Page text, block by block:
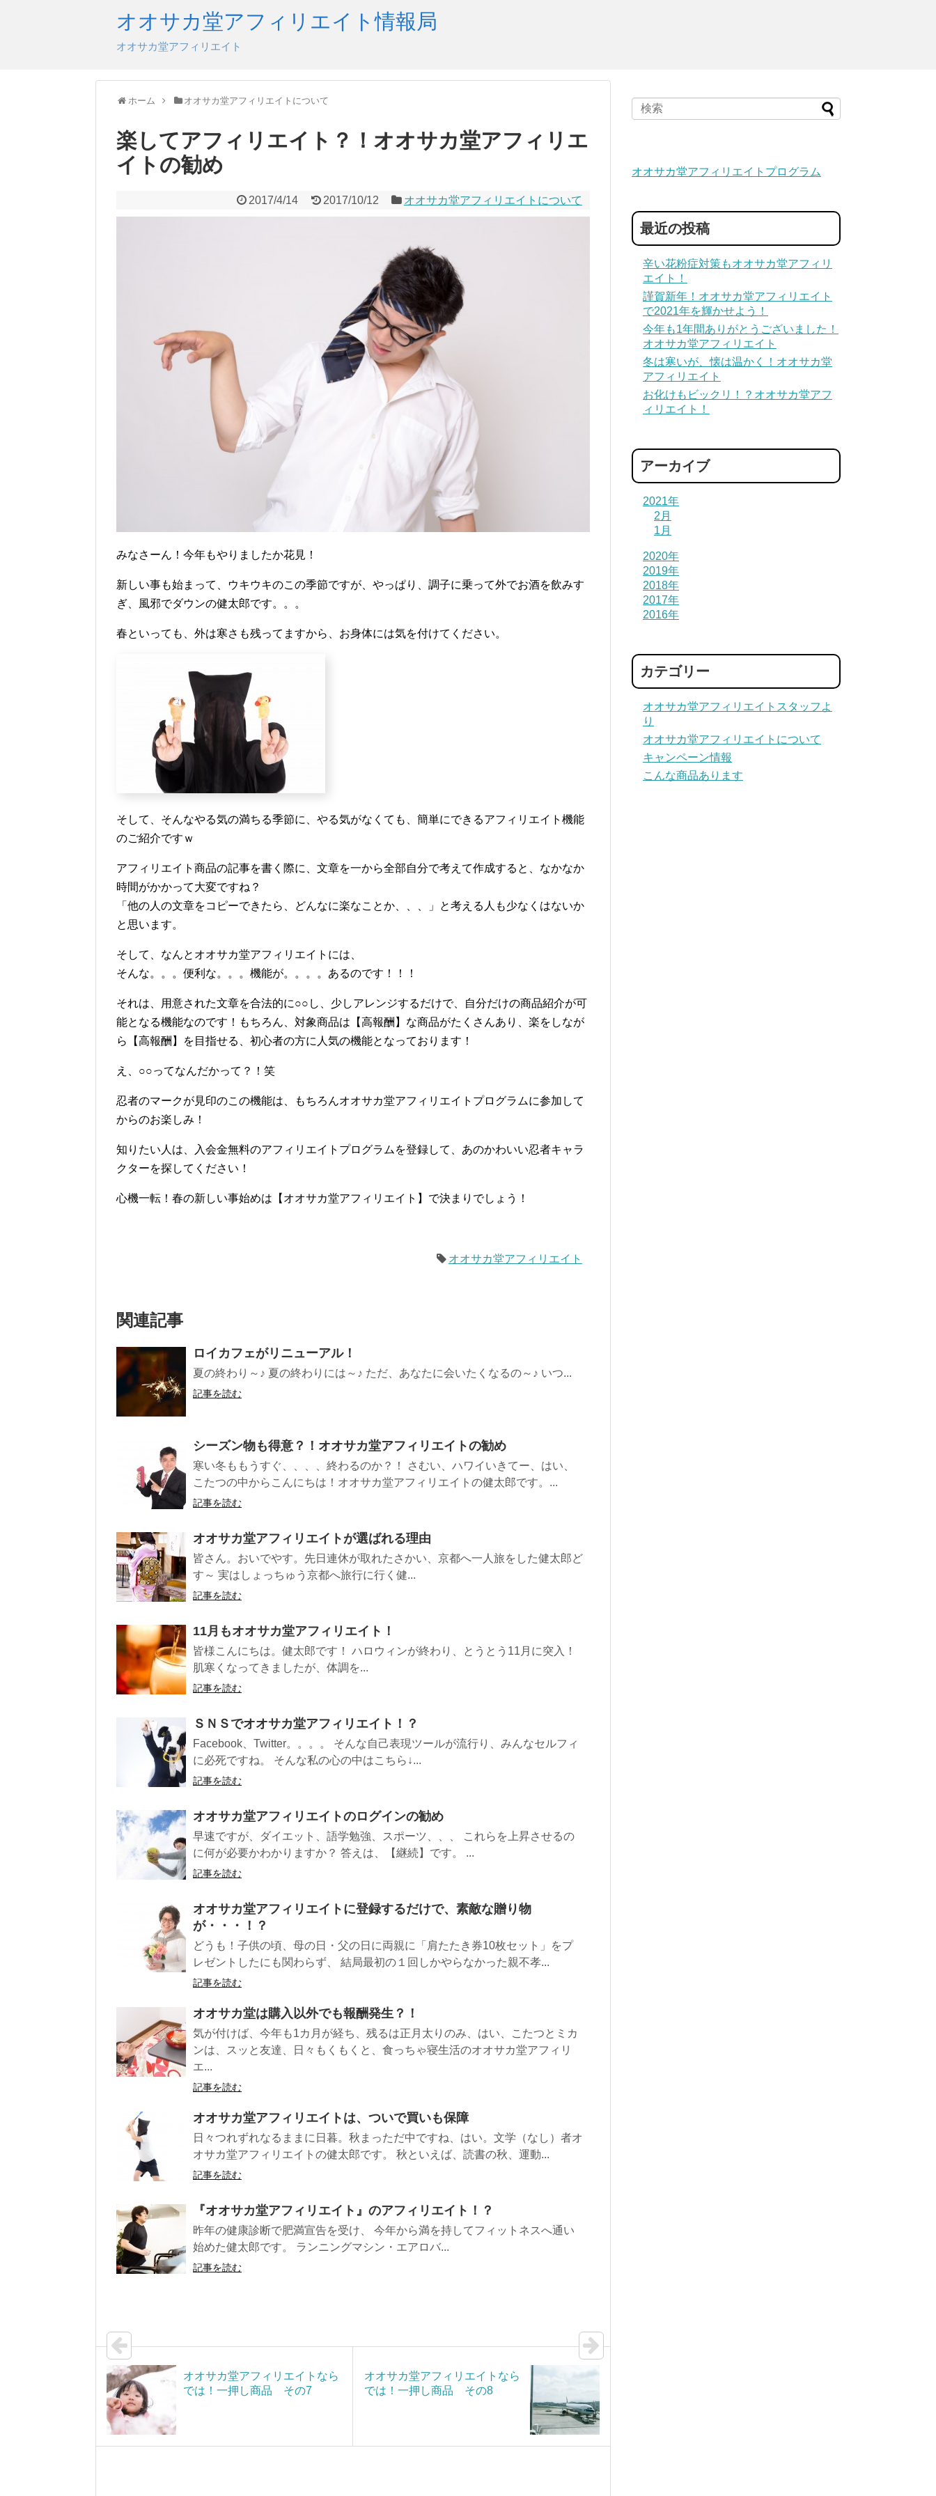
オオサカ堂アフィリエイト情報局
オオサカ堂アフィリエイト
ホーム オオサカ堂アフィリエイトについて
楽してアフィリエイト？！オオサカ堂アフィリエ
イトの勧め
2017/4/14 2017/10/12 オオサカ堂アフィリエイトについて
みなさーん！今年もやりましたか花見！
新しい事も始まって、ウキウキのこの季節ですが、やっぱり、調子に乗って外でお酒を飲みす
ぎ、風邪でダウンの健太郎です。。。
春といっても、外は寒さも残ってますから、お身体には気を付けてください。
そして、そんなやる気の満ちる季節に、やる気がなくても、簡単にできるアフィリエイト機能
のご紹介ですｗ
アフィリエイト商品の記事を書く際に、文章を一から全部自分で考えて作成すると、なかなか
時間がかかって大変ですね？
「他の人の文章をコピーできたら、どんなに楽なことか、、、」と考える人も少なくはないか
と思います。
そして、なんとオオサカ堂アフィリエイトには、
そんな。。。便利な。。。機能が。。。。あるのです！！！
それは、用意された文章を合法的に○○し、少しアレンジするだけで、自分だけの商品紹介が可
能となる機能なのです！もちろん、対象商品は【高報酬】な商品がたくさんあり、楽をしなが
ら【高報酬】を目指せる、初心者の方に人気の機能となっております！
え、○○ってなんだかって？！笑
忍者のマークが見印のこの機能は、もちろんオオサカ堂アフィリエイトプログラムに参加して
からのお楽しみ！
知りたい人は、入会金無料のアフィリエイトプログラムを登録して、あのかわいい忍者キャラ
クターを探してください！
心機一転！春の新しい事始めは【オオサカ堂アフィリエイト】で決まりでしょう！
オオサカ堂アフィリエイト
関連記事
ロイカフェがリニューアル！
夏の終わり～♪ 夏の終わりには～♪ ただ、あなたに会いたくなるの～♪ いつ...
記事を読む
シーズン物も得意？！オオサカ堂アフィリエイトの勧め
寒い冬ももうすぐ、、、、終わるのか？！ さむい、ハワイいきてー、はい、
こたつの中からこんにちは！オオサカ堂アフィリエイトの健太郎です。...
記事を読む
オオサカ堂アフィリエイトが選ばれる理由
皆さん。おいでやす。先日連休が取れたさかい、京都へ一人旅をした健太郎ど
す～ 実はしょっちゅう京都へ旅行に行く健...
記事を読む
11月もオオサカ堂アフィリエイト！
皆様こんにちは。健太郎です！ ハロウィンが終わり、とうとう11月に突入！
肌寒くなってきましたが、体調を...
記事を読む
ＳＮＳでオオサカ堂アフィリエイト！？
Facebook、Twitter。。。。 そんな自己表現ツールが流行り、みんなセルフィ
に必死ですね。 そんな私の心の中はこちら↓...
記事を読む
オオサカ堂アフィリエイトのログインの勧め
早速ですが、ダイエット、語学勉強、スポーツ、、、 これらを上昇させるの
に何が必要かわかりますか？ 答えは、【継続】です。 ...
記事を読む
オオサカ堂アフィリエイトに登録するだけで、素敵な贈り物
が・・・！？
どうも！子供の頃、母の日・父の日に両親に「肩たたき券10枚セット」をプ
レゼントしたにも関わらず、 結局最初の１回しかやらなかった親不孝...
記事を読む
オオサカ堂は購入以外でも報酬発生？！
気が付けば、今年も1カ月が経ち、残るは正月太りのみ、はい、こたつとミカ
ンは、スッと友達、日々もくもくと、食っちゃ寝生活のオオサカ堂アフィリ
エ...
記事を読む
オオサカ堂アフィリエイトは、ついで買いも保障
日々つれずれなるままに日暮。秋まっただ中ですね、はい。文学（なし）者オ
オサカ堂アフィリエイトの健太郎です。 秋といえば、読書の秋、運動...
記事を読む
『オオサカ堂アフィリエイト』のアフィリエイト！？
昨年の健康診断で肥満宣告を受け、 今年から満を持してフィットネスへ通い
始めた健太郎です。 ランニングマシン・エアロバ...
記事を読む
オオサカ堂アフィリエイトなら
では！一押し商品 その7
オオサカ堂アフィリエイトなら
では！一押し商品 その8
オオサカ堂アフィリエイトプログラム
最近の投稿
辛い花粉症対策もオオサカ堂アフィリ
エイト！
謹賀新年！オオサカ堂アフィリエイト
で2021年を輝かせよう！
今年も1年間ありがとうございました！
オオサカ堂アフィリエイト
冬は寒いが、懐は温かく！オオサカ堂
アフィリエイト
お化けもビックリ！？オオサカ堂アフ
ィリエイト！
アーカイブ
2021年
2月
1月
2020年
2019年
2018年
2017年
2016年
カテゴリー
オオサカ堂アフィリエイトスタッフよ
り
オオサカ堂アフィリエイトについて
キャンペーン情報
こんな商品あります